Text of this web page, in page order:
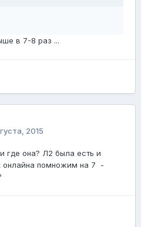
в 7-8 раз ...
2015
где она? Л2 была есть и
онлайна помножим на 7 -